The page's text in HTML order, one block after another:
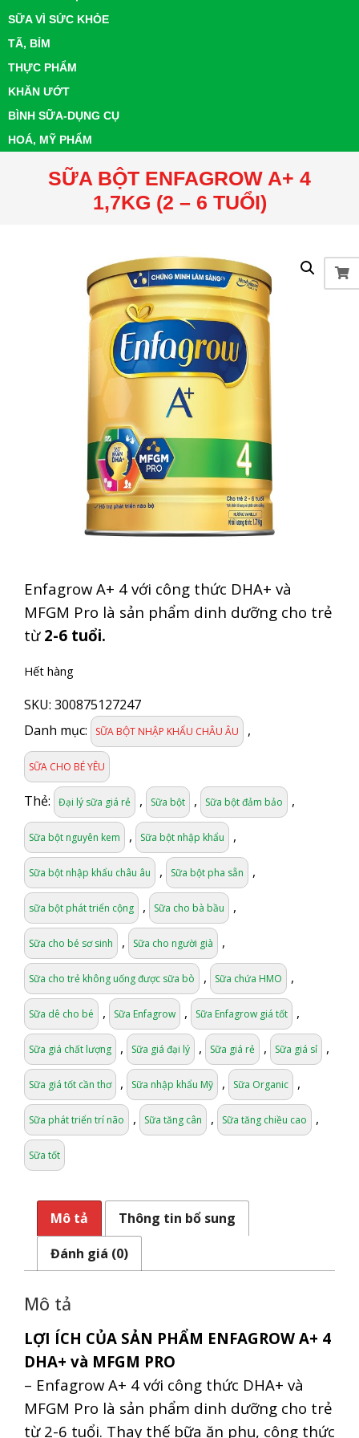
SỮA VÌ SỨC KHỎE
TÃ, BỈM
THỰC PHẨM
KHĂN ƯỚT
BÌNH SỮA-DỤNG CỤ
HOÁ, MỸ PHẨM
SỮA BỘT ENFAGROW A+ 4
1,7KG (2 – 6 TUỔI)
Enfagrow A+ 4 với công thức DHA+ và
MFGM Pro là sản phẩm dinh dưỡng cho trẻ
từ2-6 tuổi.
Hết hàng
SKU: 300875127247
Danh mục:
SỮA BỘT NHẬP KHẨU CHÂU ÂU ,
SỮA CHO BÉ YÊU
Thẻ: Đại lý sữa giá rẻ , Sữa bột , Sữa bột đảm bảo ,
Sữa bột nguyên kem , Sữa bột nhập khẩu ,
Sữa bột nhập khẩu châu âu , Sữa bột pha sẵn ,
sữa bột phát triển cộng , Sữa cho bà bầu ,
Sữa cho bé sơ sinh , Sữa cho người già ,
Sữa cho trẻ không uống được sữa bò , Sữa chứa HMO ,
Sữa dê cho bé , Sữa Enfagrow , Sữa Enfagrow giá tốt ,
Sữa giá chất lượng , Sữa giá đại lý , Sữa giá rẻ , Sữa giá sỉ ,
Sữa giá tốt cần thơ , Sữa nhập khẩu Mỹ , Sữa Organic ,
Sữa phát triển trí não , Sữa tăng cân , Sữa tăng chiều cao ,
Sữa tốt
Mô tả
Thông tin bổ sung
Đánh giá (0)
Mô tả
LỢI ÍCH CỦA SẢN PHẨM ENFAGROW A+ 4
DHA+ và MFGM PRO
– Enfagrow A+ 4 với công thức DHA+ và
MFGM Pro là sản phẩm dinh dưỡng cho trẻ
từ 2-6 tuổi. Thay thế bữa ăn phụ, công thức